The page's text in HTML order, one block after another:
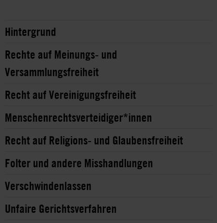
Hintergrund
Rechte auf Meinungs- und
Versammlungsfreiheit
Recht auf Vereinigungsfreiheit
Menschenrechtsverteidiger*innen
Recht auf Religions- und Glaubensfreiheit
Folter und andere Misshandlungen
Verschwindenlassen
Unfaire Gerichtsverfahren